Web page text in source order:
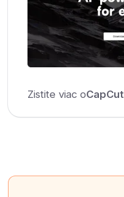
Zistite viac oCapCut